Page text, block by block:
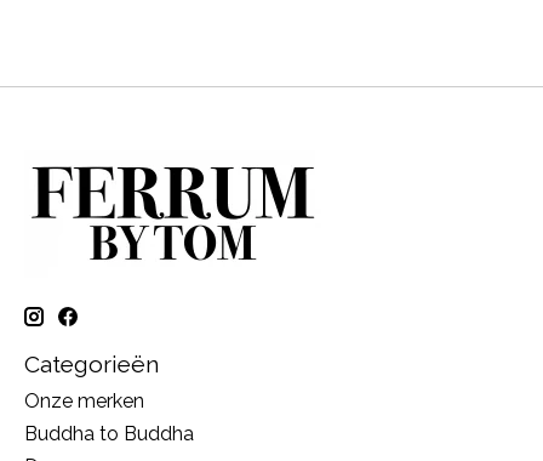
Categorieën
Onze merken
Buddha to Buddha